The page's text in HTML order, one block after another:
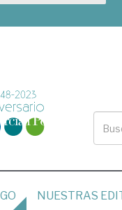
NUESTRAS